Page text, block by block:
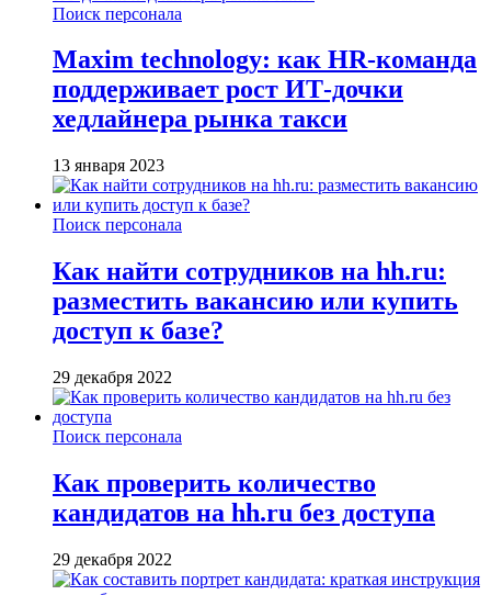
Поиск персонала
Maxim technology: как HR-команда
поддерживает рост ИТ-дочки
хедлайнера рынка такси
13 января 2023
Поиск персонала
Как найти сотрудников на hh.ru:
разместить вакансию или купить
доступ к базе?
29 декабря 2022
Поиск персонала
Как проверить количество
кандидатов на hh.ru без доступа
29 декабря 2022